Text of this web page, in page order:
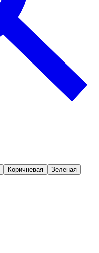
Коричневая Зеленая